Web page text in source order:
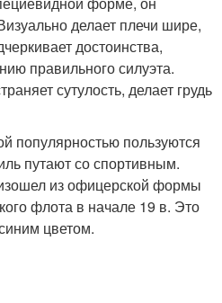
делает плечи шире,
достоинства,
правильного силуэта.
сутулость, делает грудь
популярностью пользуются
путают со спортивным.
из офицерской формы
флота в начале 19 в. Это
цветом.